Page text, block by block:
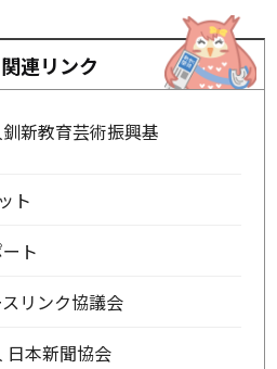
関連リンク
新教育芸術振興基
ト
ト
リンク協議会
日本新聞協会